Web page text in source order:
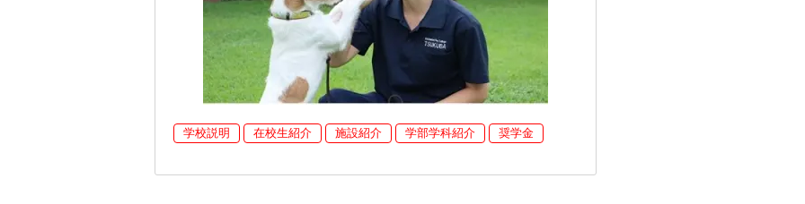
学校説明 在校生紹介 施設紹介 学部学科紹介 奨学金